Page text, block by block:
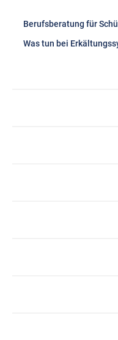
Berufsberatung für
Was tun bei